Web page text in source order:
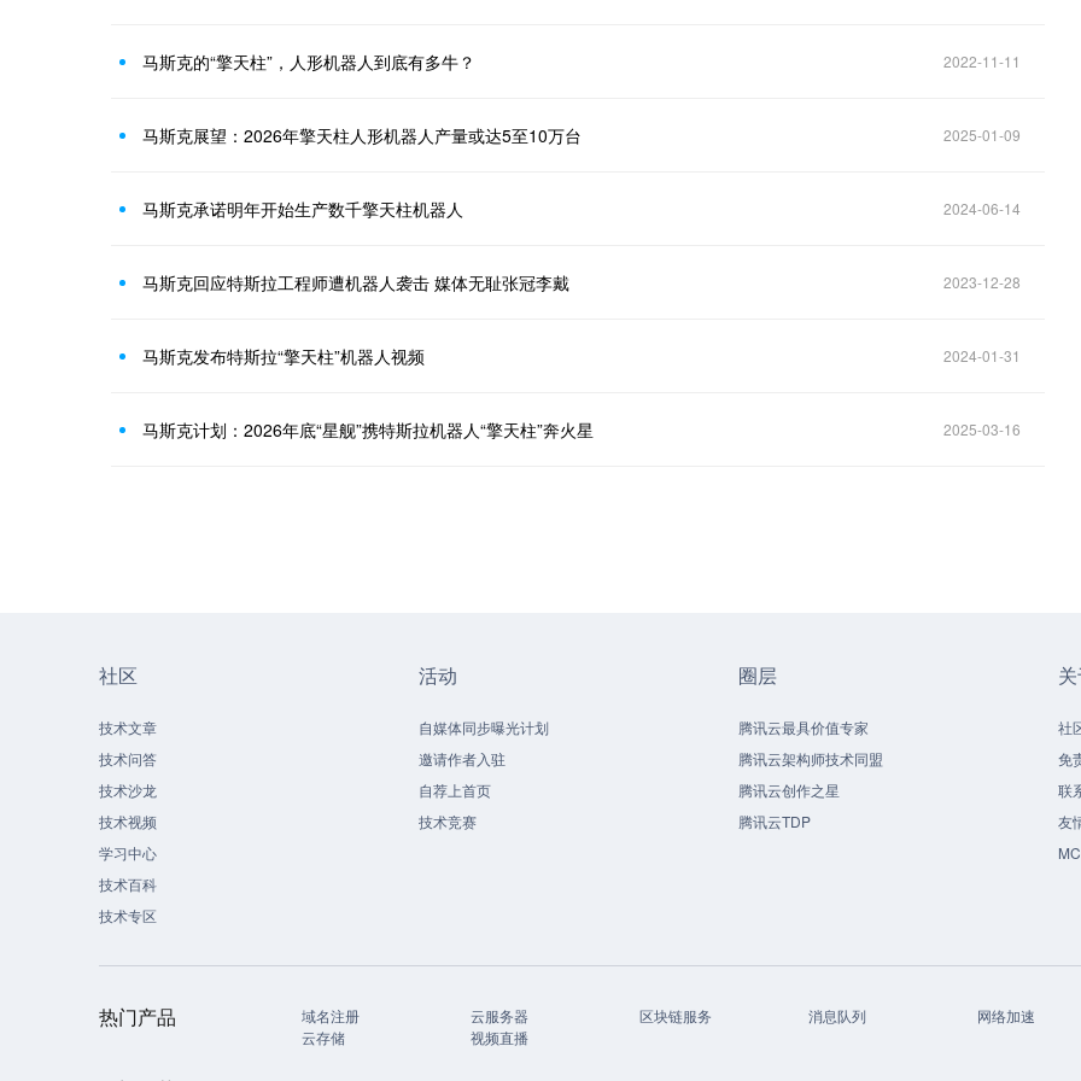
马斯克的“擎天柱”，人形机器人到底有多牛？ 2022-11-11
马斯克展望：2026年擎天柱人形机器人产量或达5至10万台 2025-01-09
马斯克承诺明年开始生产数千擎天柱机器人 2024-06-14
马斯克回应特斯拉工程师遭机器人袭击 媒体无耻张冠李戴 2023-12-28
马斯克发布特斯拉“擎天柱”机器人视频 2024-01-31
马斯克计划：2026年底“星舰”携特斯拉机器人“擎天柱”奔火星 2025-03-16
社区
技术文章
技术问答
技术沙龙
技术视频
学习中心
技术百科
技术专区
活动
自媒体同步曝光计划
邀请作者入驻
自荐上首页
技术竞赛
圈层
腾讯云最具价值专家
腾讯云架构师技术同盟
腾讯云创作之星
腾讯云TDP
社
免
联
友
热门产品 域名注册 云服务器 区块链服务 消息队列
网络加速
云存储
视频直播